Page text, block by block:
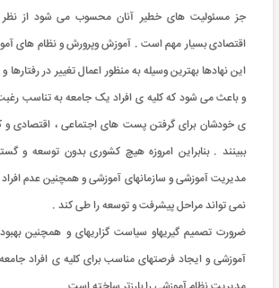
جز مسئولیت های خطیر آنان محسوب می شود از
اقتصادی بسیار مهم است . آموزش وپرورش و نظام های
این نهادها بهترین وسیله به منظور اعمال تغییر در رفتارها
و باعث می شود که کلیه ی افراد یک جامعه به تناسب
ی خودشان برای گرفتن پست های اجتماعی ،
ببینند . بنابراین امروزه هیچ کشوری بدون توسعه و
مدیریت آموزشی و سازمانهای آموزشی و همچنین عدم
نمی تواند مراحل پیشرفت و توسعه را طی کند .
ضرورت تصمیم گیریهاو سیاست گزاریهای و همچنین
آموزشی و ایجاد فرصتهای مناسب برای کلیه ی افراد